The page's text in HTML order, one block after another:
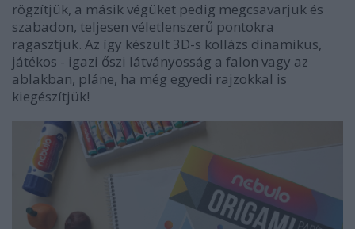
rögzítjük, a másik végüket pedig megcsavarjuk és
szabadon, teljesen véletlenszerű pontokra
ragasztjuk. Az így készült 3D-s kollázs dinamikus,
játékos - igazi őszi látványosság a falon vagy az
ablakban, pláne, ha még egyedi rajzokkal is
kiegészítjük!